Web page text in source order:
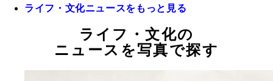
ライフ・文化ニュースをもっと見る
ライフ・文化の
ニュースを写真で探す